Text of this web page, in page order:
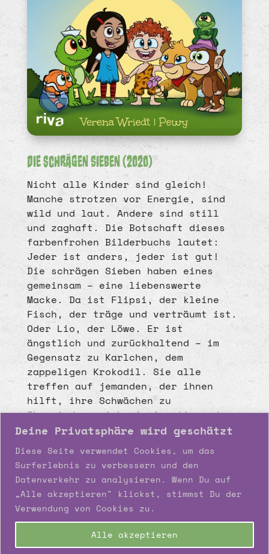
Deine Privatsphäre wird geschätzt
Diese Seite verwendet Cookies, um das
Surferlebnis zu verbessern und den
Datenverkehr zu analysieren. Wenn Du auf
„Alle akzeptieren" klickst, stimmst Du der
Verwendung von Cookies zu.
Alle akzeptieren
Die schrägen Sieben (2020)
Nicht alle Kinder sind gleich!
Manche strotzen vor Energie, sind
wild und laut. Andere sind still
und zaghaft. Die Botschaft dieses
farbenfrohen Bilderbuchs lautet:
Jeder ist anders, jeder ist gut!
Die schrägen Sieben haben eines
gemeinsam – eine liebenswerte
Macke. Da ist Flipsi, der kleine
Fisch, der träge und verträumt ist.
Oder Lio, der Löwe. Er ist
ängstlich und zurückhaltend – im
Gegensatz zu Karlchen, dem
zappeligen Krokodil. Sie alle
treffen auf jemanden, der ihnen
hilft, ihre Schwächen zu
überwinden, sich einzigartig und
wohlzufühlen. Es sind sieben
Freundschaft und die
Herausforderungen des Lebens.
Bestellen